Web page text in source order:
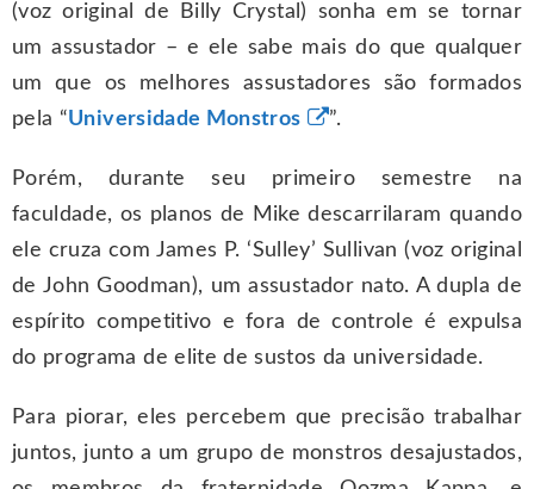
(voz original de Billy Crystal) sonha em se tornar
um assustador – e ele sabe mais do que qualquer
um que os melhores assustadores são formados
pela “Universidade Monstros ”.
Porém, durante seu primeiro semestre na
faculdade, os planos de Mike descarrilaram quando
ele cruza com James P. ‘Sulley’ Sullivan (voz original
de John Goodman), um assustador nato. A dupla de
espírito competitivo e fora de controle é expulsa
do programa de elite de sustos da universidade.
Para piorar, eles percebem que precisão trabalhar
juntos, junto a um grupo de monstros desajustados,